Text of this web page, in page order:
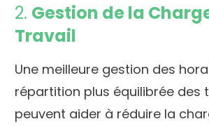
2. Gestion de la
Travail
Une meilleure gestion des
répartition plus équilibrée des
peuvent aider à réduire la